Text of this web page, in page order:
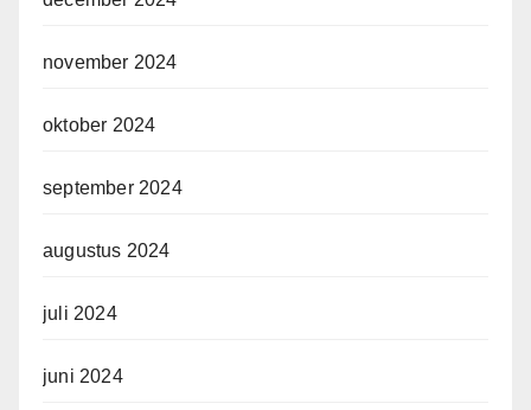
november 2024
oktober 2024
september 2024
augustus 2024
juli 2024
juni 2024